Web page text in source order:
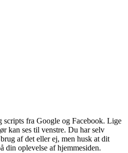
scripts fra Google og Facebook. Lige
kan ses til venstre. Du har selv
af det eller ej, men husk at dit
din oplevelse af hjemmesiden.